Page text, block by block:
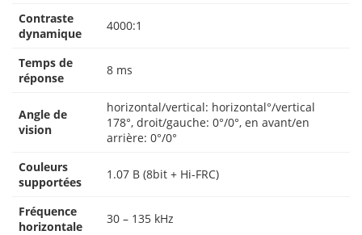
Contraste
dynamique
4000:1
Temps de
réponse
8 ms
Angle de
vision
horizontal/vertical: horizontal°/vertical
178°, droit/gauche: 0°/0°, en avant/en
arrière: 0°/0°
Couleurs
supportées
1.07 B (8bit + Hi-FRC)
Fréquence
horizontale
30 – 135 kHz